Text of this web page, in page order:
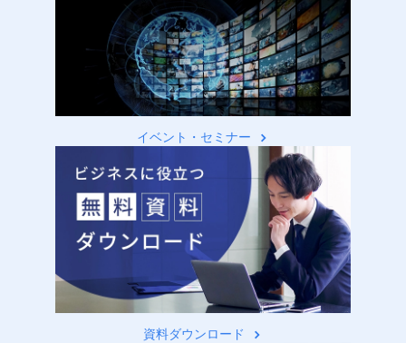
イベント・セミナー
資料ダウンロード